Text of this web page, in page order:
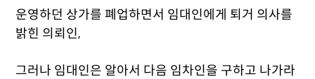
운영하던 상가를 폐업하면서 임대인에게 퇴거 의사를
밝힌 의뢰인,
그러나 임대인은 알아서 다음 임차인을 구하고 나가라